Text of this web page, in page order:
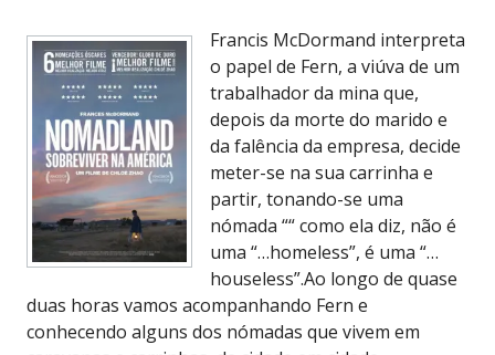
Francis McDormand interpreta
o papel de Fern, a viúva de um
trabalhador da mina que,
depois da morte do marido e
da falência da empresa, decide
meter-se na sua carrinha e
partir, tonando-se uma
nómada ““ como ela diz, não é
uma “…homeless”, é uma “…
houseless”.Ao longo de quase
duas horas vamos acompanhando Fern e
conhecendo alguns dos nómadas que vivem em